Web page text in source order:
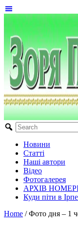
Новини
Статті
Наші автори
Відео
Фотогалерея
АРХІВ
Куди піти в
Home / Фото дня – 1